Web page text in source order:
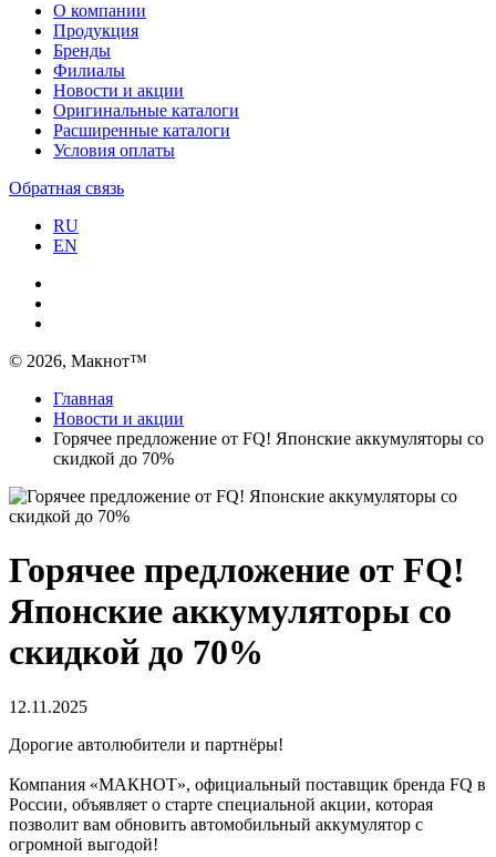
О компании
Продукция
Бренды
Филиалы
Новости и акции
Оригинальные каталоги
Расширенные каталоги
Условия оплаты
Обратная связь
RU
EN
© 2026, Макнот™
Главная
Новости и акции
Горячее предложение от FQ! Японские аккумуляторы со
скидкой до 70%
Горячее предложение от FQ!
Японские аккумуляторы со
скидкой до 70%
12.11.2025
Дорогие автолюбители и партнёры!
Компания «МАКНОТ», официальный поставщик бренда FQ в
России, объявляет о старте специальной акции, которая
позволит вам обновить автомобильный аккумулятор с
огромной выгодой!